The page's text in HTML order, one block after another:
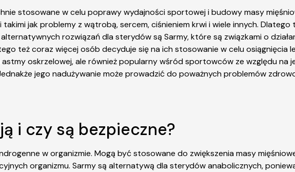
stosowane w celu poprawy wydajności sportowej i budowy masy
jak problemy z wątrobą, sercem, ciśnieniem krwi i wiele innych.
rozwiązań dla sterydów są Sarmy, które są związkami o
też coraz więcej osób decyduje się na ich stosowanie w celu osiągnięcia
oskrzelowej, ale również popularny wśród sportowców ze względu na
jego nadużywanie może prowadzić do poważnych problemów
i czy są bezpieczne?
w organizmie. Mogą być stosowane do zwiększenia masy
organizmu. Sarmy są alternatywą dla sterydów anabolicznych,